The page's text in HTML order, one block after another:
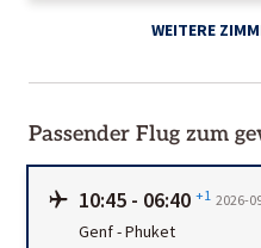
WEITERE
Passender Flug zum
10:45 - 06:40 +1 2026-
Genf-Phuket